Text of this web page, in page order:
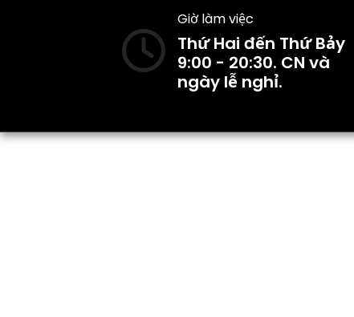
Giờ làm việc
Thứ Hai đến Thứ Bảy
9:00 - 20:30. CN và
ngày lễ nghỉ.